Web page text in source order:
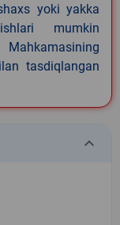
yoki yakka
mumkin
tasdiqlangan
keyboard_arrow_down